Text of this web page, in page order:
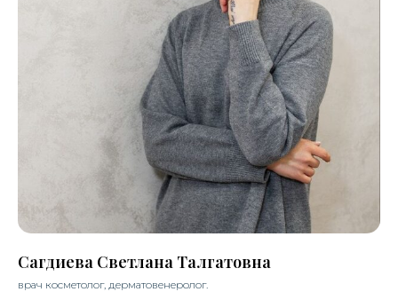
Сагдиева Светлана Талгатовна
врач косметолог, дерматовенеролог.